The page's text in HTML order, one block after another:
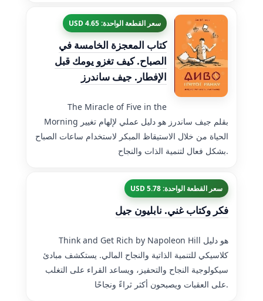
سعر القطعة الواحدة: 4.65 USD
كتاب المعجزة الخامسة في
الصباح. كيف تغزو يومك قبل
الإفطار. جيف ساندرز
The Miracle of Five in the
Morning بقلم جيف ساندرز هو دليل عملي لإلهام تغيير
الحياة من خلال الاستيقاظ المبكر لاستخدام ساعات الصباح
بشكل فعال لتنمية الذات والنجاح.
سعر القطعة الواحدة: 5.78 USD
فكر وكتاب غني. نابليون جيل
Think and Get Rich by Napoleon Hill هو دليل
كلاسيكي للتنمية الذاتية والنجاح المالي. يستكشف مبادئ
سيكولوجية النجاح والتحفيز، ويساعد القراء على التغلب
على العقبات ويصبحون أكثر ثراءً ونجاحًا.